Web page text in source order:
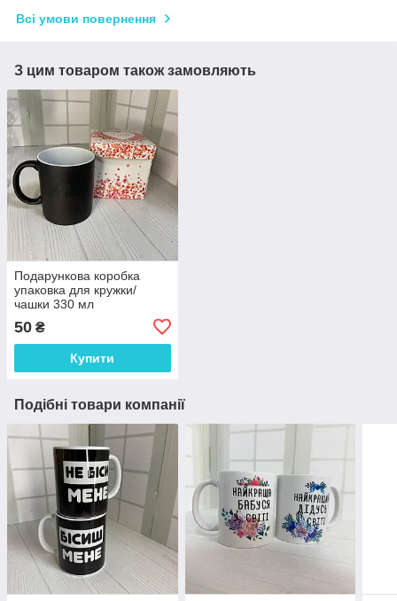
Всі умови повернення
З цим товаром також замовляють
Подарункова коробка
упаковка для кружки/
чашки 330 мл
50 ₴
Купити
Подібні товари компанії